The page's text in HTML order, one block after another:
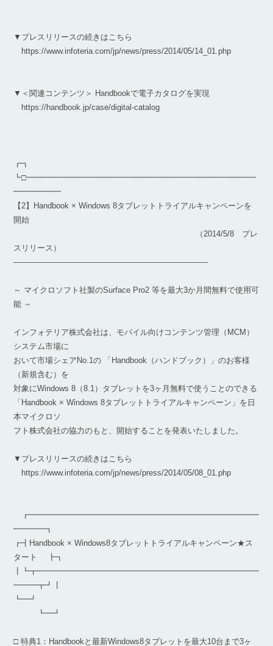
▼プレスリリースの続きはこちら
https://www.infoteria.com/jp/news/press/2014/05/14_01.php
▼＜関連コンテンツ＞ Handbookで電子カタログを実現
https://handbook.jp/case/digital-catalog
┏┓
┗□━━━━━━━━━━━━━━━━━━━━━━━━━━━━━
━━━━━━
【2】Handbook × Windows 8タブレットトライアルキャンペーンを
開始
（2014/5/8 プレ
スリリース）
————————————————————————–
～ マイクロソフト社製のSurface Pro2 等を最大3か月間無料で使用可
能 ～
インフォテリア株式会社は、モバイル向けコンテンツ管理（MCM）
システム市場に
おいて市場シェアNo.1の 「Handbook（ハンドブック）」のお客様
（新規含む）を
対象にWindows 8（8.1）タブレットを3ヶ月無料で使うことのできる
「Handbook × Windows 8タブレットトライアルキャンペーン」を日
本マイクロソ
フト株式会社の協力のもと、開始することを発表いたしました。
▼プレスリリースの続きはこちら
https://www.infoteria.com/jp/news/press/2014/05/08_01.php
┏━━━━━━━━━━━━━━━━━━━━━━━━━━━━━
━━━━┓
┏┫Handbook × Windows8タブレットトライアルキャンペーン★ス
タート ┣┓
┃┗┳━━━━━━━━━━━━━━━━━━━━━━━━━━━━
━━━┳┛┃
┗━┛
┗━┛
□ 特典1：Handbookと最新Windows8タブレットを最大10台まで3ヶ